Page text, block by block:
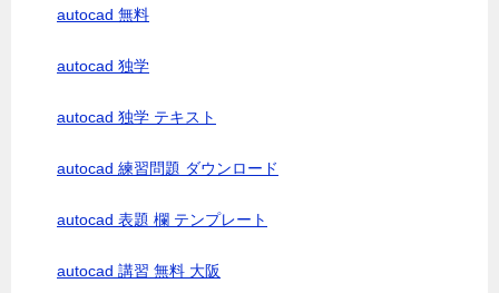
autocad 無料
autocad 独学
autocad 独学 テキスト
autocad 練習問題 ダウンロード
autocad 表題 欄 テンプレート
autocad 講習 無料 大阪